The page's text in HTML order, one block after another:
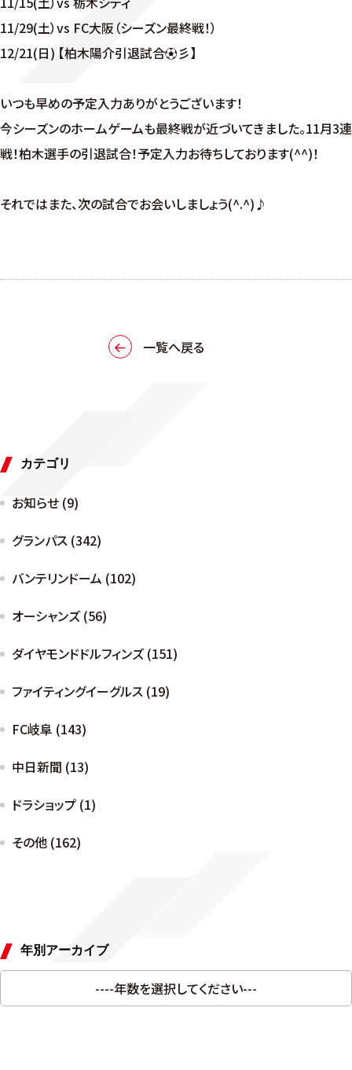
11/29(土）vs FC大阪（シーズン最終戦！）
12/21(日) 【柏木陽介引退試合⚽彡】
いつも早めの予定入力ありがとうございます！
今シーズンのホームゲームも最終戦が近づいてきました。11月3連
戦！柏木選手の引退試合！予定入力お待ちしております(^^)！
それではまた、次の試合でお会いしましょう(^.^)♪
一覧へ戻る
カテゴリ
お知らせ (9)
グランパス (342)
バンテリンドーム (102)
オーシャンズ (56)
ダイヤモンドドルフィンズ (151)
ファイティングイーグルス (19)
FC岐阜 (143)
中日新聞 (13)
ドラショップ (1)
その他 (162)
年別アーカイブ